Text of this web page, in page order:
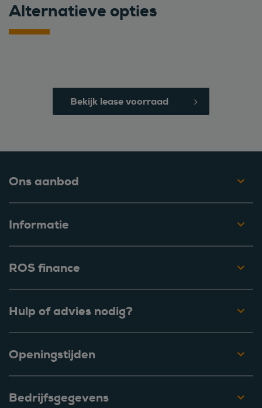
Alternatieve opties
Bekijk lease voorraad
Ons aanbod
Informatie
ROS finance
Hulp of advies nodig?
Openingstijden
Bedrijfsgegevens